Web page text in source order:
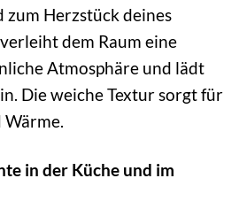
zum Herzstück deines
dem Raum eine
Atmosphäre und lädt
Die weiche Textur sorgt für
in der Küche und im